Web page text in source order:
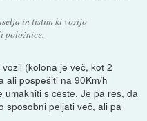
in tistim ki vozijo
položnice.
(kolona je več, kot 2
ali pospešiti na 90Km/h
umakniti s ceste. Je pa res, da
sposobni peljati več, ali pa